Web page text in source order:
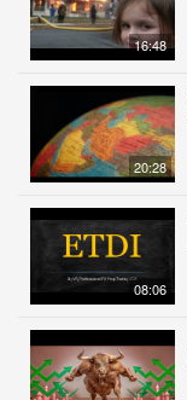
16:48
20:28
08:06